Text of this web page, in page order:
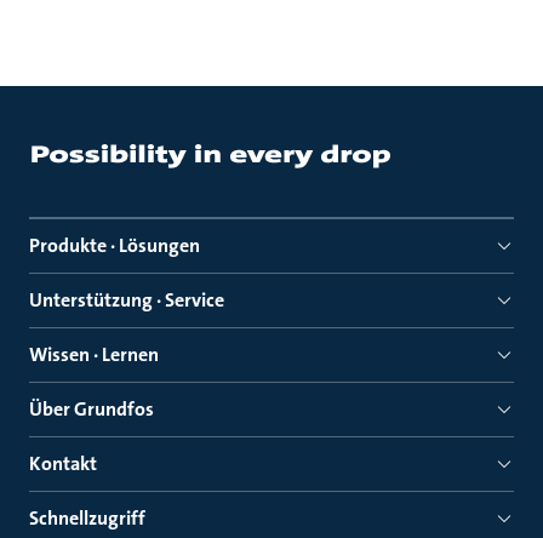
Produkte · Lösungen
Unterstützung · Service
Wissen · Lernen
Über Grundfos
Kontakt
Schnellzugriff